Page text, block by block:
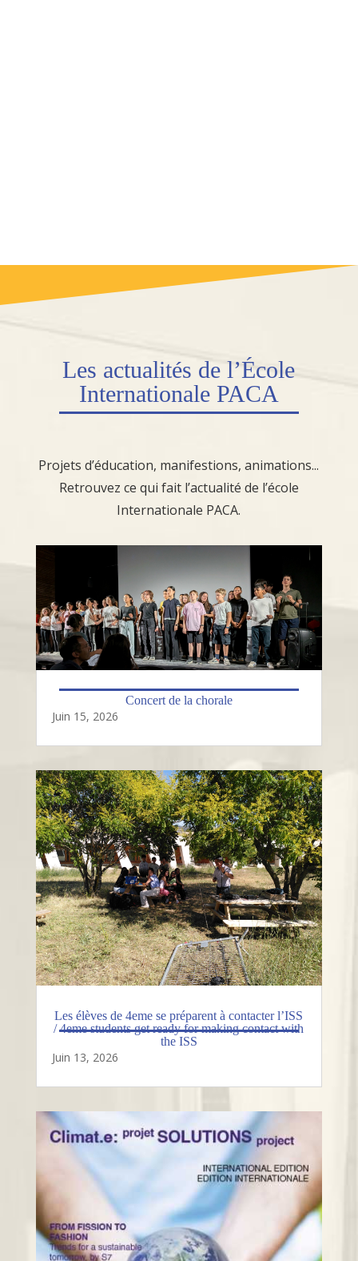
Les actualités de l’École
Internationale PACA
Projets d’éducation, manifestions, animations...
Retrouvez ce qui fait l’actualité de l’école
Internationale PACA.
Concert de la chorale
Juin 15, 2026
Les élèves de 4eme se préparent à contacter l’ISS
/ 4eme students get ready for making contact with
the ISS
Juin 13, 2026